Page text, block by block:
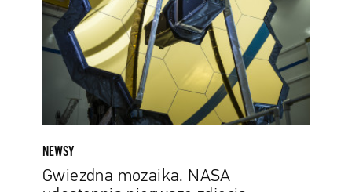
pierwsze
zdjęcia
wykonane
Kosmiczny
Teleskop
Jamesa
Webba
NEWSY
Gwiezdna mozaika. NASA